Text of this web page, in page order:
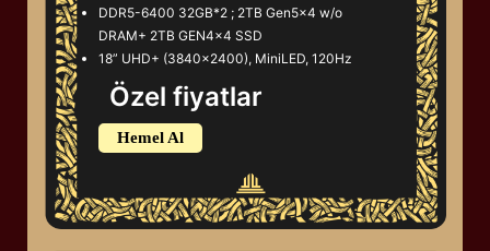
DDR5-6400 32GB*2 ; 2TB Gen5x4 w/o
DRAM+ 2TB GEN4x4 SSD
18” UHD+ (3840x2400), MiniLED, 120Hz
Özel fiyatlar
Hemel Al